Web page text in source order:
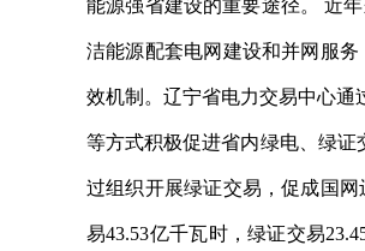
能源强省建设的重要途径。 近
洁能源配套电网建设和并网服
效机制。辽宁省电力交易中心通
等方式积极促进省内绿电、绿证
过组织开展绿证交易，促成国
易43.53亿千瓦时，绿证交易